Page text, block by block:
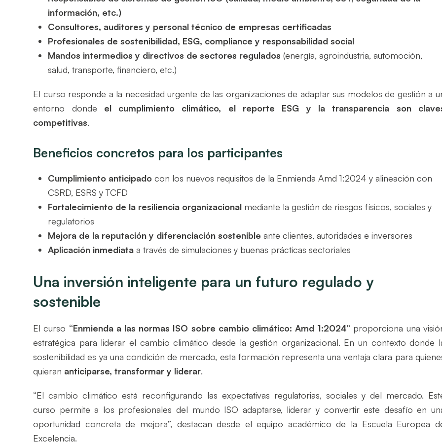
información, etc.)
Consultores, auditores y personal técnico de empresas certificadas
Profesionales de sostenibilidad, ESG, compliance y responsabilidad social
Mandos intermedios y directivos de sectores regulados (energía, agroindustria, automoción,
salud, transporte, financiero, etc.)
El curso responde a la necesidad urgente de las organizaciones de adaptar sus modelos de gestión a
entorno donde el cumplimiento climático, el reporte ESG y la transparencia son
competitivas.
Beneficios concretos para los participantes
Cumplimiento anticipado con los nuevos requisitos de la Enmienda Amd 1:2024 y alineación con
CSRD, ESRS y TCFD
Fortalecimiento de la resiliencia organizacional mediante la gestión de riesgos físicos, sociales y
regulatorios
Mejora de la reputación y diferenciación sostenible ante clientes, autoridades e inversores
Aplicación inmediata a través de simulaciones y buenas prácticas sectoriales
Una inversión inteligente para un futuro regulado y
sostenible
El curso “Enmienda a las normas ISO sobre cambio climático: Amd 1:2024” proporciona una
estratégica para liderar el cambio climático desde la gestión organizacional. En un contexto donde
sostenibilidad es ya una condición de mercado, esta formación representa una ventaja clara para
quieran anticiparse, transformar y liderar.
“El cambio climático está reconfigurando las expectativas regulatorias, sociales y del mercado.
curso permite a los profesionales del mundo ISO adaptarse, liderar y convertir este desafío en
oportunidad concreta de mejora”, destacan desde el equipo académico de la Escuela Europea
Excelencia.